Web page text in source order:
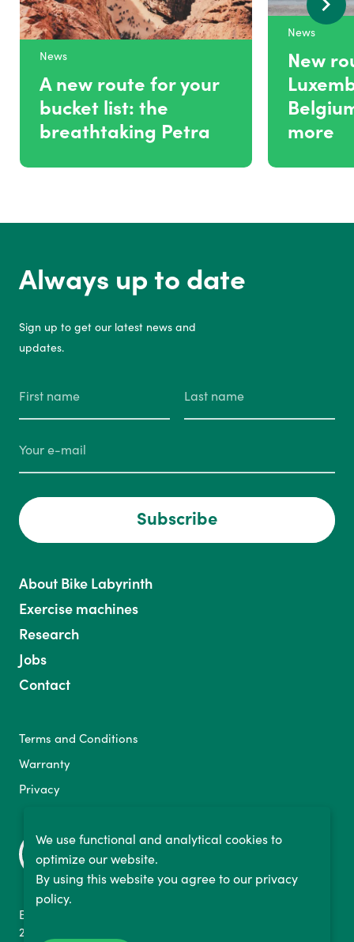
News
A new route for your
bucket list: the
breathtaking Petra
News
New
more
Always up to date
Sign up to get our latest news and
updates.
Subscribe
About Bike Labyrinth
Exercise machines
Research
Jobs
Contact
Terms and Conditions
Warranty
Privacy
Binckhorstlaan 36
2516 BE The Hague, NL
We use functional and analytical cookies to
optimize our website.
By using this website you agree to our privacy
policy.